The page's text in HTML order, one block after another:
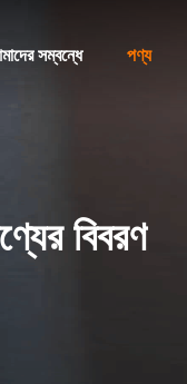
সম্বন্ধে পণ্য
বিবরণ